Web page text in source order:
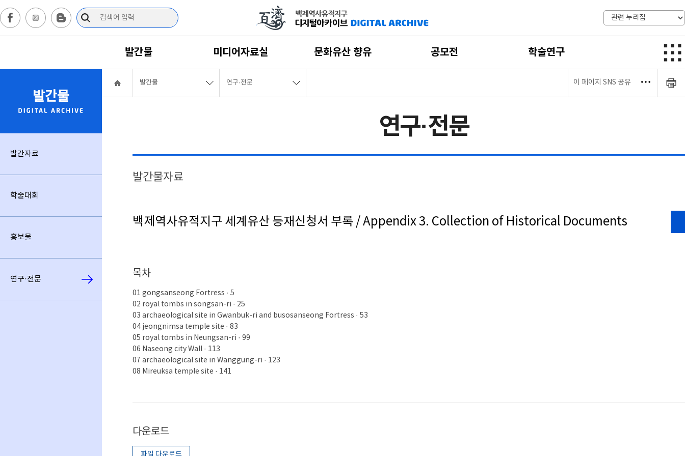
발간물 미디어자료실 문화유산 향유 공모전 학술연구
발간물
발간자료
학술대회
홍보물
연구·전문
발간물 연구·전문 이 페이지 SNS 공유
연구·전문
발간물자료
백제역사유적지구 세계유산 등재신청서 부록 / Appendix 3. Collection of Historical Documents
목차
01 gongsanseong Fortress · 5
02 royal tombs in songsan-ri · 25
03 archaeological site in Gwanbuk-ri and busosanseong Fortress · 53
04 jeongnimsa temple site · 83
05 royal tombs in Neungsan-ri · 99
06 Naseong city Wall · 113
07 archaeological site in Wanggung-ri · 123
08 Mireuksa temple site · 141
다운로드